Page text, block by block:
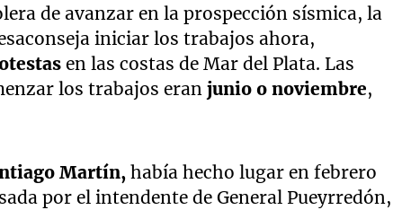
de avanzar en la prospección sísmica, la
iniciar los trabajos ahora,
en las costas de Mar del Plata. Las
los trabajos eranjunio o noviembre,
Martín, había hecho lugar en febrero
por el intendente de General Pueyrredón,